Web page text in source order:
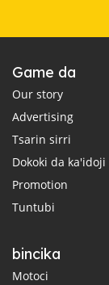
Game da
Our story
Advertising
Tsarin sirri
Dokoki da ka'idoji
Promotion
Tuntubi
bincika
Motoci